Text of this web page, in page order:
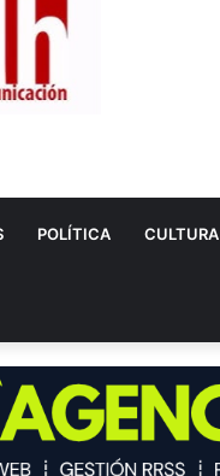
POLÍTICA CULTURA